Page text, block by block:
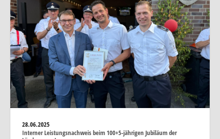
28.06.2025
Interner Leistungsnachweis beim 100+5-jährigen Jubiläum der